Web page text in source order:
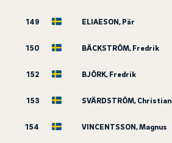
149 ELIAESON, Pär
150 BÄCKSTRÖM, Fredrik
152 BJÖRK, Fredrik
153 SVÄRDSTRÖM, Christian
154 VINCENTSSON, Magnus